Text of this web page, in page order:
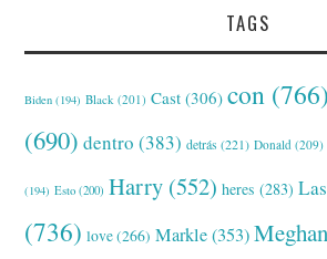
TAGS
Biden (194) Black (201) Cast (306) con (766)
(690) dentro (383) detrás (221) Donald (209)
(194) Esto (200) Harry (552) heres (283) Las
(736) love(266) Markle(353) Meghan